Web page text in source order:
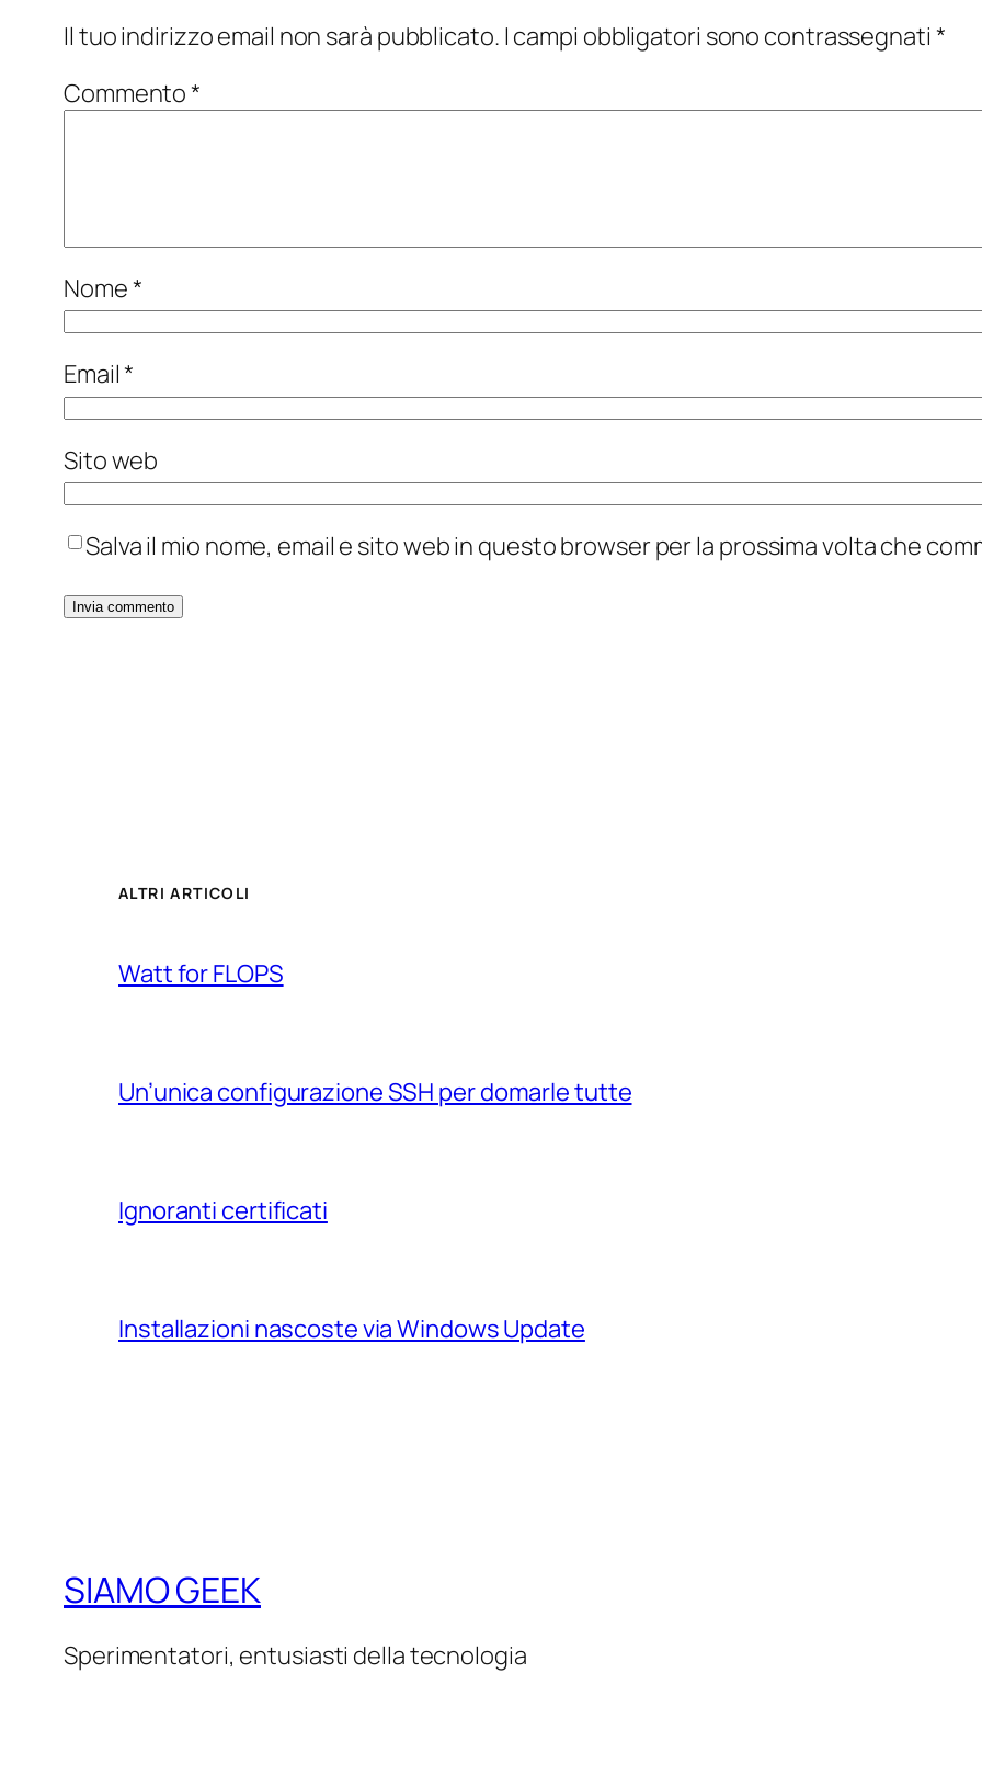
Il tuo indirizzo email non sarà pubblicato. I campi obbligatori sono contrassegnati *
Commento*
Nome*
Email*
Sito web
Salva il mio nome, email e sito web in questo browser per la prossima volta che
ALTRI ARTICOLI
Watt for FLOPS
Un’unica configurazione SSH per domarle tutte
Ignoranti certificati
Installazioni nascoste via Windows Update
SIAMO GEEK
Sperimentatori, entusiasti della tecnologia